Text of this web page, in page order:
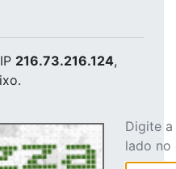
216.73.216.124,
Digite
lado no